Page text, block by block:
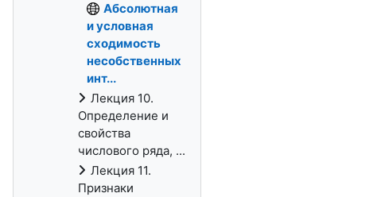
Абсолютная
и условная
сходимость
несобственных
инт...
Лекция 10.
Определение и
свойства
числового ряда, ...
Лекция 11.
Признаки